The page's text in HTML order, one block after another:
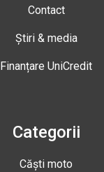
Contact
Știri & media
Finanțare UniCredit
Categorii
Căști moto